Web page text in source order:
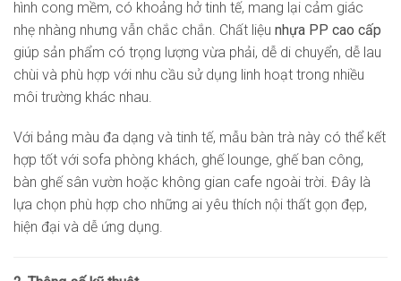
hình cong mềm, có khoảng hở tinh tế, mang lại cảm giác
nhẹ nhàng nhưng vẫn chắc chắn. Chất liệu nhựa PP cao cấp
giúp sản phẩm có trọng lượng vừa phải, dễ di chuyển, dễ lau
chùi và phù hợp với nhu cầu sử dụng linh hoạt trong nhiều
môi trường khác nhau.
Với bảng màu đa dạng và tinh tế, mẫu bàn trà này có thể kết
hợp tốt với sofa phòng khách, ghế lounge, ghế ban công,
bàn ghế sân vườn hoặc không gian cafe ngoài trời. Đây là
lựa chọn phù hợp cho những ai yêu thích nội thất gọn đẹp,
hiện đại và dễ ứng dụng.